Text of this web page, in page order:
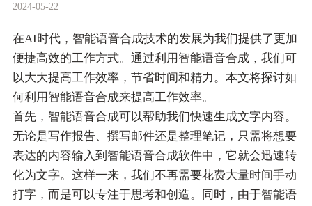
2024-05-22
在AI时代，智能语音合成技术的发展为我们提供了更加
便捷高效的工作方式。通过利用智能语音合成，我们可
以大大提高工作效率，节省时间和精力。本文将探讨如
何利用智能语音合成来提高工作效率。
首先，智能语音合成可以帮助我们快速生成文字内容。
无论是写作报告、撰写邮件还是整理笔记，只需将想要
表达的内容输入到智能语音合成软件中，它就会迅速转
化为文字。这样一来，我们不再需要花费大量时间手动
打字，而是可以专注于思考和创造。同时，由于智能语